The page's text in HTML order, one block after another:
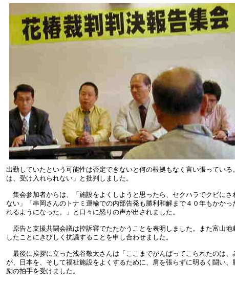
出勤していたという可能性は否定できないと何の根拠もなく言い張ってい
は、受け入れられない」と批判しました。
集会参加者からは、「施設をよくしようと思ったら、セクハラでクビに
ない」「串岡さんのトナミ運輸での内部告発も勝利和解まで４０年もかか
れるようになった。」と口々に怒りの声が出されました。
原告と支援共闘会議は控訴審でたたかうことを表明しました。また富山
したことにきびしく抗議することを申し合わせました。
最後に挨拶に立った浅谷敬太さんは「ここまでがんばってこられたのは
が、日本を、そして福祉施設をよくするために、肩を張らずに明るく闘い
励の拍手を受けました。